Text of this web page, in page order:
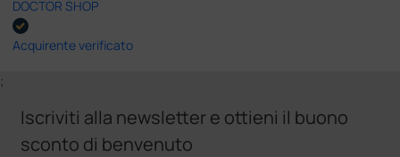
DOCTOR SHOP
Acquirente verificato
;
Iscriviti alla newsletter e ottieni il buono
sconto di benvenuto